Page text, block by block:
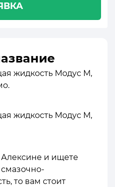
жидкость Модус М,
жидкость Модус М,
Алексине и ищете
то вам стоит